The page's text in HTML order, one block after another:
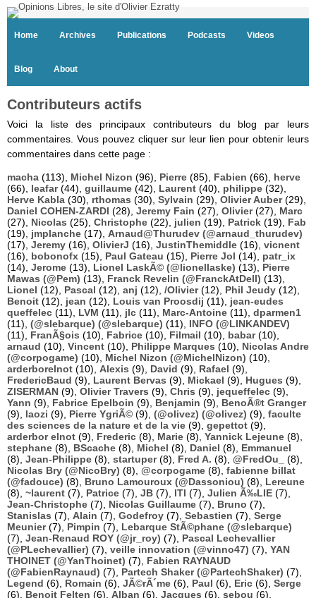
Home Archives Publications Podcasts Videos
Blog About
Contributeurs actifs
Voici la liste des principaux contributeurs du blog par leurs
commentaires. Vous pouvez cliquer sur leur lien pour obtenir leurs
commentaires dans cette page :
macha (113), Michel Nizon (96), Pierre (85), Fabien (66), herve
(66), leafar(44), guillaume (42), Laurent (40), philippe (32),
Herve Kabla (30), rthomas (30), Sylvain (29), Olivier Auber(29),
Daniel COHEN-ZARDI (28), Jeremy Fain (27), Olivier(27), Marc
(27), Nicolas (25), Christophe (22), julien (19), Patrick (19), Fab
(19), jmplanche (17), Arnaud@Thurudev (@arnaud_thurudev)
(17), Jeremy (16), OlivierJ (16), JustinThemiddle (16), vicnent
(16), bobonofx (15), Paul Gateau (15), Pierre Jol (14), patr_ix
(14), Jerome (13), Lionel LaskÃ© (@lionellaske) (13), Pierre
Mawas (@Pem) (13), Franck Revelin (@FranckAtDell) (13),
Lionel (12), Pascal (12), anj (12), /Olivier(12), Phil Jeudy (12),
Benoit (12), jean (12), Louis van Proosdij (11), jean-eudes
queffelec (11), LVM (11), jlc (11), Marc-Antoine (11), dparmen1
(11), (@slebarque) (@slebarque) (11), INFO (@LINKANDEV)
(11), FranÃ§ois (10), Fabrice (10), Filmail (10), babar(10),
arnaud (10), Vincent (10), Philippe Marques (10), Nicolas Andre
(@corpogame) (10), Michel Nizon (@MichelNizon) (10),
arderborelnot (10), Alexis (9), David (9), Rafael (9),
FredericBaud (9), Laurent Bervas (9), Mickael (9), Hugues (9),
ZISERMAN (9), Olivier Travers (9), Chris (9), jequeffelec (9),
Yann (9), Fabrice Epelboin (9), Benjamin (9), BenoÃ®t Granger
(9), laozi (9), Pierre YgriÃ© (9), (@olivez) (@olivez) (9), faculte
des sciences de la nature et de la vie (9), gepettot (9),
arderbor elnot (9), Frederic (8), Marie (8), Yannick Lejeune (8),
stephane (8), BScache (8), Michel (8), Daniel (8), Emmanuel
(8), Jean-Philippe (8), startuper(8), Fred A. (8), @FredOu_
(8),
Nicolas Bry (@NicoBry) (8), @corpogame (8), fabienne billat
(@fadouce) (8), Bruno Lamouroux (@Dassoniou) (8), Lereune
(8), ~laurent (7), Patrice (7), JB (7), ITI (7), Julien Ã‰LIE (7),
Jean-Christophe (7), Nicolas Guillaume (7), Bruno (7),
Stanislas (7), Alain (7), Godefroy (7), Sebastien (7), Serge
Meunier(7), Pimpin (7), Lebarque StÃ©phane (@slebarque)
(7), Jean-Renaud ROY (@jr_roy) (7), Pascal Lechevallier
(@PLechevallier) (7), veille innovation (@vinno47) (7), YAN
THOINET (@YanThoinet) (7), Fabien RAYNAUD
(@FabienRaynaud) (7), Partech Shaker (@PartechShaker) (7),
Legend (6), Romain (6), JÃ©rÃ´me (6), Paul (6), Eric (6), Serge
(6), Benoit Felten (6), Alban (6), Jacques (6), sebou (6),